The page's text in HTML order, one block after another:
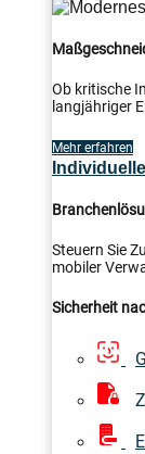
Ob kritische
langjähriger
Mehr erfahren
Steuern Sie
mobiler
Sicherheit